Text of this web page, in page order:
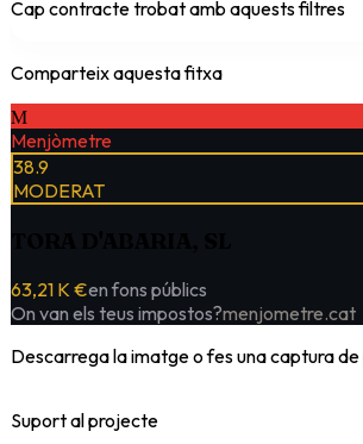
Cap contracte trobat amb aquests filtres
Comparteix aquesta fitxa
M
Menjòmetre
38.9
MODERAT
63,21 K €en fons públics
On van els teus impostos?menjometre.cat
Descarrega la imatge o fes una captura
Suport al projecte